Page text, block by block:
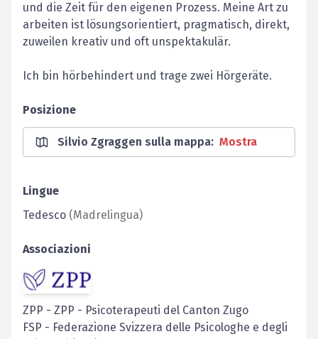
und die Zeit für den eigenen Prozess. Meine Art zu
arbeiten ist lösungsorientiert, pragmatisch, direkt,
zuweilen kreativ und oft unspektakulär.
Ich bin hörbehindert und trage zwei Hörgeräte.
Posizione
Silvio Zgraggen sulla mappa: Mostra
Lingue
Tedesco (Madrelingua)
Associazioni
ZPP - ZPP - Psicoterapeuti del Canton Zugo
FSP - Federazione Svizzera delle Psicologhe e degli